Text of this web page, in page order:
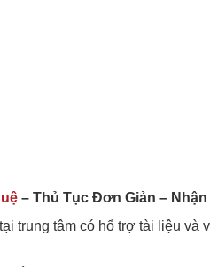
– Thủ Tục Đơn Giản –
tại trung tâm có hổ trợ tài liệu và